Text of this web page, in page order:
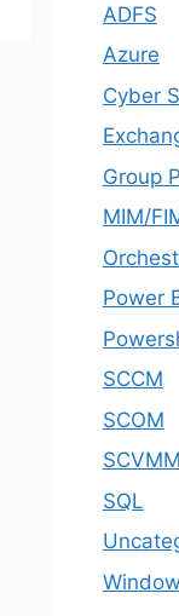
ADFS
Azure
Cyber
Group
MIM/
Power
SCCM
SCOM
SCVMM
SQL